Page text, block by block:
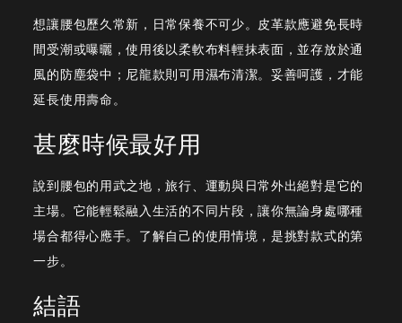
想讓腰包歷久常新，日常保養不可少。皮革款應避免長時
間受潮或曝曬，使用後以柔軟布料輕抹表面，並存放於通
風的防塵袋中；尼龍款則可用濕布清潔。妥善呵護，才能
延長使用壽命。
甚麼時候最好用
說到腰包的用武之地，旅行、運動與日常外出絕對是它的
主場。它能輕鬆融入生活的不同片段，讓你無論身處哪種
場合都得心應手。了解自己的使用情境，是挑對款式的第
一步。
結語